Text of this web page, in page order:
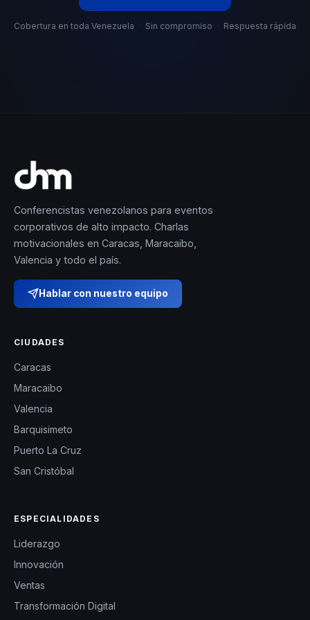
Cobertura en toda Venezuela · Sin compromiso · Respuesta rápida
Conferencistas venezolanos para eventos
corporativos de alto impacto. Charlas
motivacionales en Caracas, Maracaibo,
Valencia y todo el país.
Hablar con nuestro equipo
CIUDADES
Caracas
Maracaibo
Valencia
Barquisimeto
Puerto La Cruz
San Cristóbal
ESPECIALIDADES
Liderazgo
Innovación
Ventas
Transformación Digital